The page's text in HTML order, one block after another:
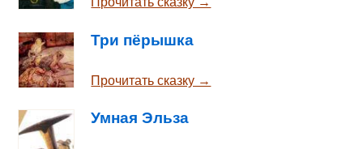
Три пёрышка
Прочитать сказку →
Умная Эльза